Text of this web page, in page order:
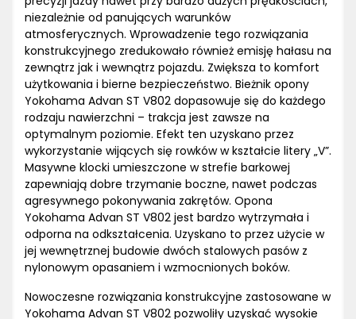
niezależnie od panujących warunków
atmosferycznych. Wprowadzenie tego rozwiązania
konstrukcyjnego zredukowało również emisję hałasu na
zewnątrz jak i wewnątrz pojazdu. Zwiększa to komfort
użytkowania i bierne bezpieczeństwo. Bieżnik opony
Yokohama Advan ST V802 dopasowuje się do każdego
rodzaju nawierzchni – trakcja jest zawsze na
optymalnym poziomie. Efekt ten uzyskano przez
wykorzystanie wijących się rowków w kształcie litery „V”.
Masywne klocki umieszczone w strefie barkowej
zapewniają dobre trzymanie boczne, nawet podczas
agresywnego pokonywania zakrętów. Opona
Yokohama Advan ST V802 jest bardzo wytrzymała i
odporna na odkształcenia. Uzyskano to przez użycie w
jej wewnętrznej budowie dwóch stalowych pasów z
nylonowym opasaniem i wzmocnionych boków.
Nowoczesne rozwiązania konstrukcyjne zastosowane w
Yokohama Advan ST V802 pozwoliły uzyskać wysokie